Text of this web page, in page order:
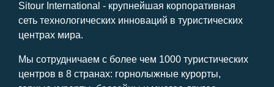
Sitour International - крупнейшая корпоративная
сеть технологических инноваций в туристических
центрах мира.
Мы сотрудничаем с более чем 1000 туристических
центров в 8 странах: горнолыжные курорты,